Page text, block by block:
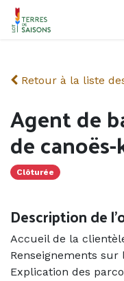
Se rendre au contenu
Retour à la liste
Agent de
de
Clôturée
Description de
Accueil de la
Renseignements sur
Explication des